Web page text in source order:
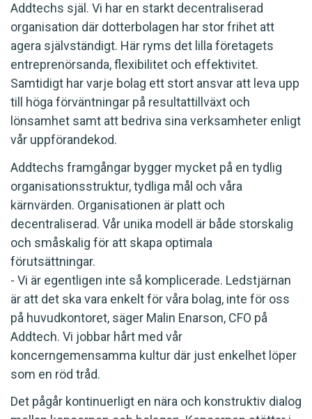
Addtechs själ. Vi har en starkt decentraliserad
organisation där dotterbolagen har stor frihet att
agera självständigt. Här ryms det lilla företagets
entreprenörsanda, flexibilitet och effektivitet.
Samtidigt har varje bolag ett stort ansvar att leva upp
till höga förväntningar på resultattillväxt och
lönsamhet samt att bedriva sina verksamheter enligt
vår uppförandekod.
Addtechs framgångar bygger mycket på en tydlig
organisationsstruktur, tydliga mål och våra
kärnvärden. Organisationen är platt och
decentraliserad. Vår unika modell är både storskalig
och småskalig för att skapa optimala
förutsättningar.
- Vi är egentligen inte så komplicerade. Ledstjärnan
är att det ska vara enkelt för våra bolag, inte för oss
på huvudkontoret, säger Malin Enarson, CFO på
Addtech. Vi jobbar hårt med vår
koncerngemensamma kultur där just enkelhet löper
som en röd tråd.
Det pågår kontinuerligt en nära och konstruktiv dialog